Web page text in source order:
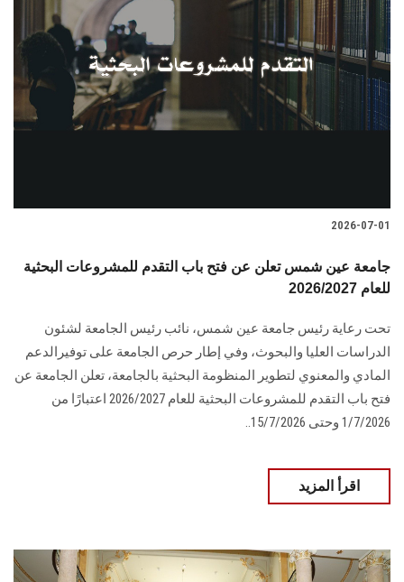
2026-07-01
جامعة عين شمس تعلن عن فتح باب التقدم للمشروعات البحثية
للعام 2026/2027
تحت رعاية رئيس جامعة عين شمس، نائب رئيس الجامعة لشئون
الدراسات العليا والبحوث، وفي إطار حرص الجامعة على توفيرالدعم
المادي والمعنوي لتطوير المنظومة البحثية بالجامعة، تعلن الجامعة عن
فتح باب التقدم للمشروعات البحثية للعام 2026/2027 اعتبارًا من
1/7/2026 وحتى 15/7/2026..
اقرأ المزيد